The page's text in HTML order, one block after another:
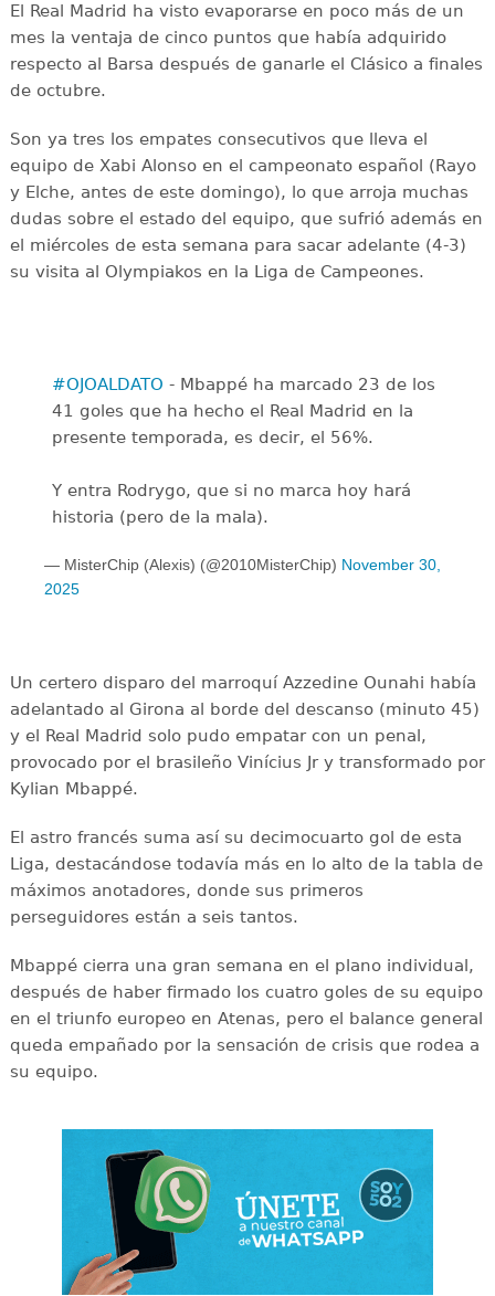
El Real Madrid ha visto evaporarse en poco más de un
mes la ventaja de cinco puntos que había adquirido
respecto al Barsa después de ganarle el Clásico a finales
de octubre.
Son ya tres los empates consecutivos que lleva el
equipo de Xabi Alonso en el campeonato español (Rayo
y Elche, antes de este domingo), lo que arroja muchas
dudas sobre el estado del equipo, que sufrió además en
el miércoles de esta semana para sacar adelante (4-3)
su visita al Olympiakos en la Liga de Campeones.
#OJOALDATO - Mbappé ha marcado 23 de los
41 goles que ha hecho el Real Madrid en la
presente temporada, es decir, el 56%.
Y entra Rodrygo, que si no marca hoy hará
historia (pero de la mala).
— MisterChip (Alexis) (@2010MisterChip) November 30,
2025
Un certero disparo del marroquí Azzedine Ounahi había
adelantado al Girona al borde del descanso (minuto 45)
y el Real Madrid solo pudo empatar con un penal,
provocado por el brasileño Vinícius Jr y transformado por
Kylian Mbappé.
El astro francés suma así su decimocuarto gol de esta
Liga, destacándose todavía más en lo alto de la tabla de
máximos anotadores, donde sus primeros
perseguidores están a seis tantos.
Mbappé cierra una gran semana en el plano individual,
después de haber firmado los cuatro goles de su equipo
en el triunfo europeo en Atenas, pero el balance general
queda empañado por la sensación de crisis que rodea a
su equipo.